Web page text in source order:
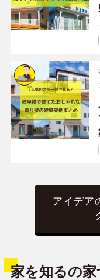
アイデア
家を知るの